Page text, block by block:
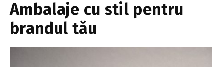
Ambalaje cu stil pentru
brandul tău